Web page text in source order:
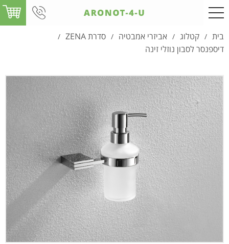
בית / קטלוג / אביזרי אמבטיה / סדרת ZENA /
דיספנסר לסבון נוזלי זינה